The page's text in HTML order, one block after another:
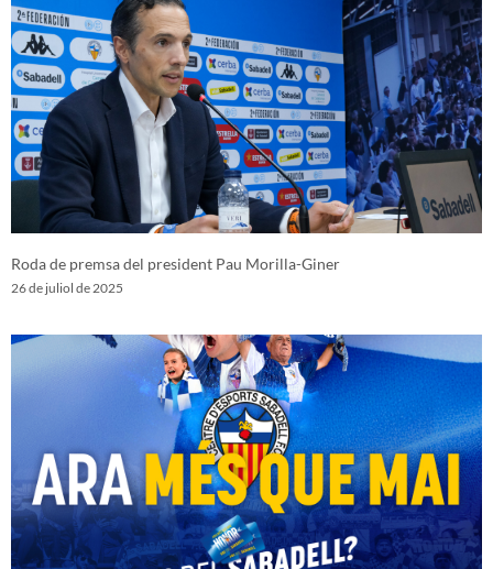
Roda de premsa del president Pau Morilla-Giner
26 de juliol de 2025